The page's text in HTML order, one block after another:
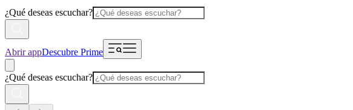
¿Qué deseas escuchar?
Abrir appDescubre Prime
¿Qué deseas escuchar?